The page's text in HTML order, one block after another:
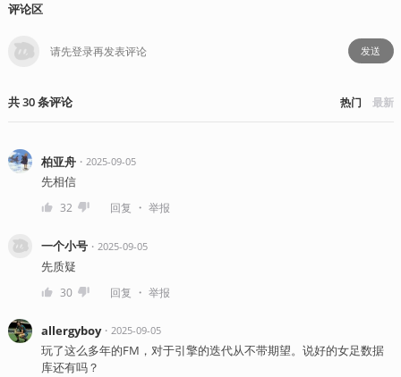
评论区
发送
共30条评论 热门 最新
柏亚舟・ 2025-09-05
先相信
32 回复 ・ 举报
一个小号・ 2025-09-05
先质疑
30 回复 ・ 举报
allergyboy・ 2025-09-05
玩了这么多年的FM，对于引擎的迭代从不带期望。说好的女足数据
库还有吗？